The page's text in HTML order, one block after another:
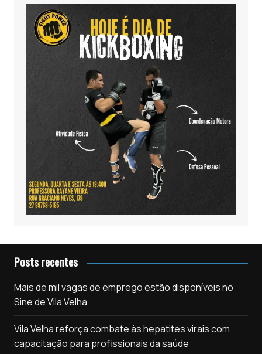
Posts recentes
Mais de mil vagas de emprego estão disponíveis no
Sine de Vila Velha
Vila Velha reforça combate às hepatites virais com
capacitação para profissionais da saúde